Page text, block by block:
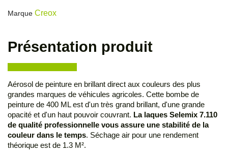
Marque Creox
Présentation produit
Aérosol de peinture en brillant direct aux couleurs des plus
grandes marques de véhicules agricoles. Cette bombe de
peinture de 400 ML est d'un très grand brillant, d'une grande
opacité et d'un haut pouvoir couvrant. La laques Selemix 7.110
de qualité professionnelle vous assure une stabilité de la
couleur dans le temps. Séchage air pour une rendement
théorique est de 1.3 M².